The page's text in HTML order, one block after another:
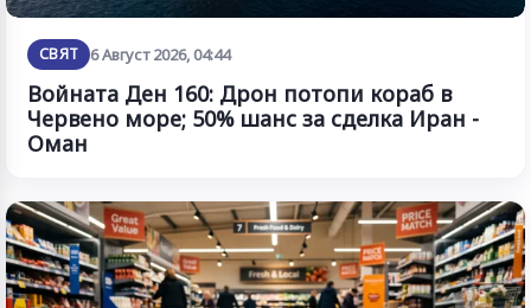
СВЯТ 6 Август 2026, 04:44
Войната Ден 160: Дрон потопи кораб в
Червено море; 50% шанс за сделка Иран -
Оман